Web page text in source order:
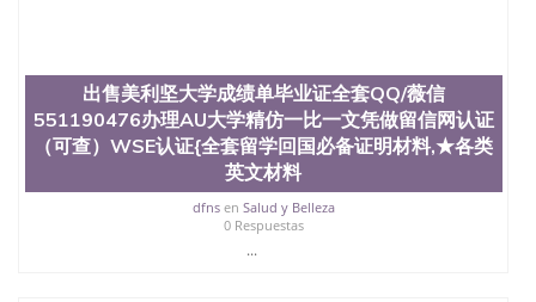
出售美利坚大学成绩单毕业证全套QQ/薇信
551190476办理AU大学精仿一比一文凭做留信网认证
（可查）WSE认证{全套留学回国必备证明材料,★各类
英文材料
dfnsen Salud y Belleza
0 Respuestas
...